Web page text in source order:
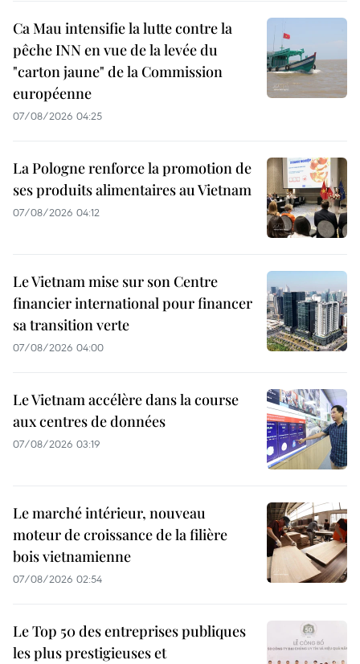
Ca Mau intensifie la lutte contre la
pêche INN en vue de la levée du
"carton jaune" de la Commission
européenne
07/08/2026 04:25
La Pologne renforce la promotion de
ses produits alimentaires au Vietnam
07/08/2026 04:12
Le Vietnam mise sur son Centre
financier international pour financer
sa transition verte
07/08/2026 04:00
Le Vietnam accélère dans la course
aux centres de données
07/08/2026 03:19
Le marché intérieur, nouveau
moteur de croissance de la filière
bois vietnamienne
07/08/2026 02:54
Le Top 50 des entreprises publiques
les plus prestigieuses et